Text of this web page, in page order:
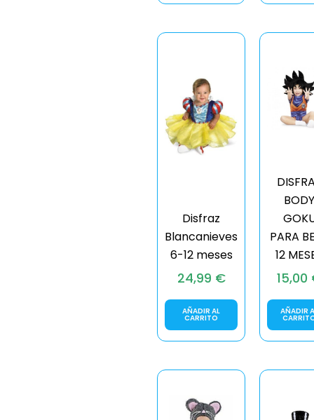
Disfraz
Blancanieves
6-12 meses
24,99 €
AÑADIR AL
CARRITO
BODY
PARA
12
15,00
AÑADIR